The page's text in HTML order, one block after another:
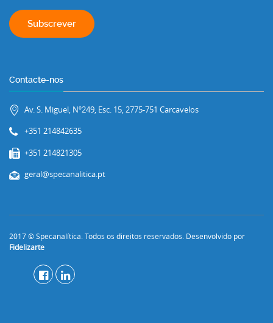
Contacte-nos
Av. S. Miguel, Nº249, Esc. 15, 2775-751 Carcavelos
+351 214842635
+351 214821305
geral@specanalitica.pt
2017 © Specanalítica. Todos os direitos reservados. Desenvolvido por
Fidelizarte